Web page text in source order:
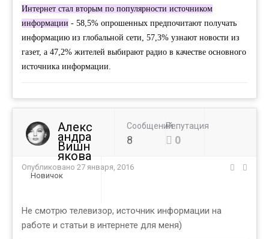
Интернет стал вторым по популярности источником
информации - 58,5% опрошенных предпочитают получать
информацию из глобальной сети, 57,3% узнают новости из
газет, а 47,2% жителей выбирают радио в качестве основного
источника информации.
Алекс
андра
Вишн
якова
Новичок
Сообщений
8
Репутация
0
Опубликовано 27 января, 2016
Не смотрю телевизор, источник информации на
работе и статьи в интернете для меня)